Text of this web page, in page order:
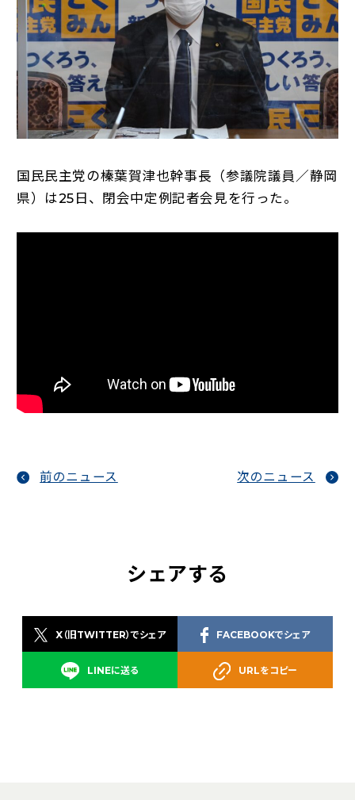
二次創作ガイドライン （新しいタブで開く）
プライバシーポリシー
特定商取引法に基づく表記
国民民主党の榛葉賀津也幹事長（参議院議員／静岡
県）は25日、閉会中定例記者会見を行った。
前のニュース 次のニュース
シェアする
X（旧TWITTER）でシェア
LINEに送る
FACEBOOKでシェア
URLをコピー